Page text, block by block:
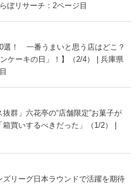
ぼリサーチ：2ページ目
選！ 一番うまいと思う店はどこ？
ケーキの日」！】（2/4） | 兵庫県
抜群」六花亭の“店舗限定”お菓子が
買いするべきだった」（1/2） |
ズリーグ日本ラウンドで活躍を期待